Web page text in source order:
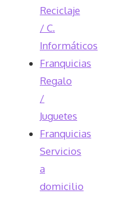
Reciclaje
/ C.
Informáticos
Franquicias
Regalo
/
Juguetes
Franquicias
Servicios
a
domicilio